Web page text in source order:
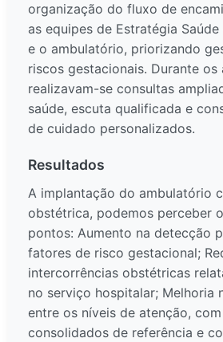
organização do fluxo de
as equipes de Estratégia Saúde
e o ambulatório, priorizando
riscos gestacionais. Durante os
realizavam-se consultas
saúde, escuta qualificada e
de cuidado personalizados.
Resultados
A implantação do ambulatório
obstétrica, podemos perceber
pontos: Aumento na detecção
fatores de risco gestacional;
intercorrências obstétricas
no serviço hospitalar; Melhoria
entre os níveis de atenção,
consolidados de referência e